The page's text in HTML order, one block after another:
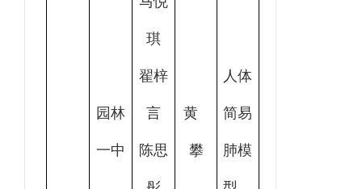
园林
一中
琪
翟梓
言
陈思
黄
攀
人体
简易
肺模